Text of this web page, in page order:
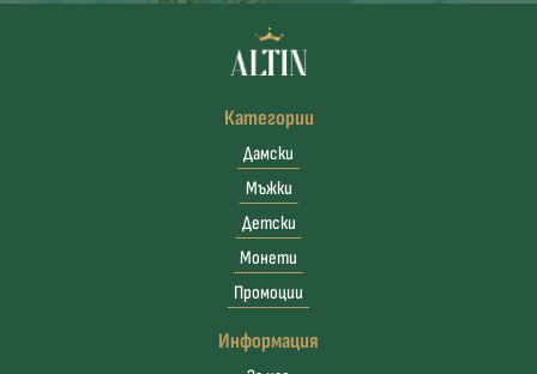
Категории
Дамски
Мъжки
Детски
Монети
Промоции
Информация